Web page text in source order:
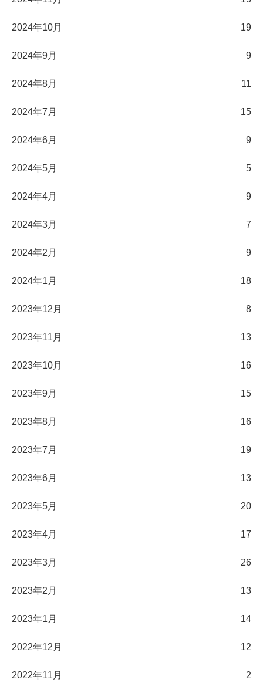
2024年10月 19
2024年9月 9
2024年8月 11
2024年7月 15
2024年6月 9
2024年5月 5
2024年4月 9
2024年3月 7
2024年2月 9
2024年1月 18
2023年12月 8
2023年11月 13
2023年10月 16
2023年9月 15
2023年8月 16
2023年7月 19
2023年6月 13
2023年5月 20
2023年4月 17
2023年3月 26
2023年2月 13
2023年1月 14
2022年12月 12
2022年11月 2